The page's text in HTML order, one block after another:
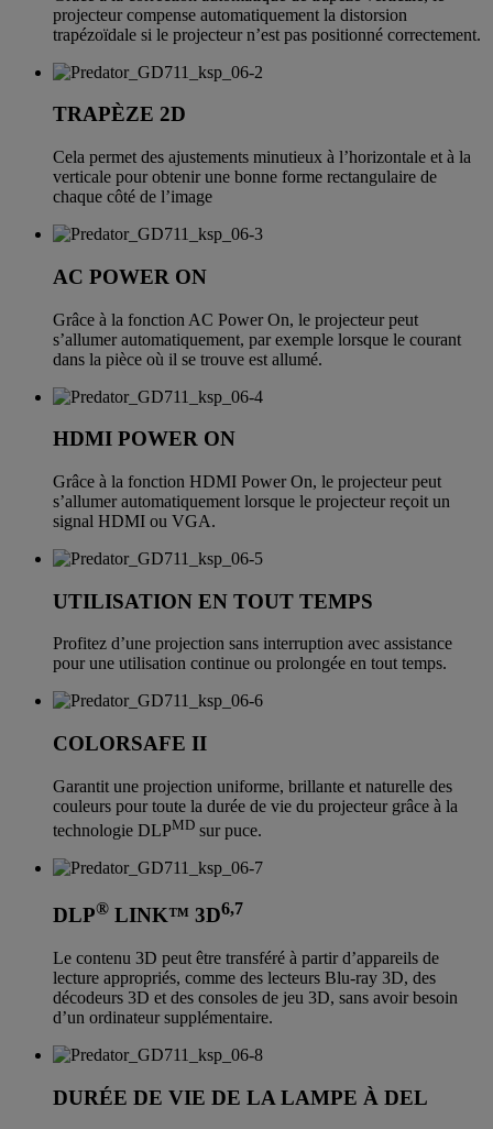
projecteur compense automatiquement la distorsion
trapézoïdale si le projecteur n’est pas positionné correctement.
TRAPÈZE 2D
Cela permet des ajustements minutieux à l’horizontale et à la
verticale pour obtenir une bonne forme rectangulaire de
chaque côté de l’image
AC POWER ON
Grâce à la fonction AC Power On, le projecteur peut
s’allumer automatiquement, par exemple lorsque le courant
dans la pièce où il se trouve est allumé.
HDMI POWER ON
Grâce à la fonction HDMI Power On, le projecteur peut
s’allumer automatiquement lorsque le projecteur reçoit un
signal HDMI ou VGA.
UTILISATION EN TOUT TEMPS
Profitez d’une projection sans interruption avec assistance
pour une utilisation continue ou prolongée en tout temps.
COLORSAFE II
Garantit une projection uniforme, brillante et naturelle des
couleurs pour toute la durée de vie du projecteur grâce à la
technologie DLPMD sur puce.
DLP® LINK™ 3D6,7
Le contenu 3D peut être transféré à partir d’appareils de
lecture appropriés, comme des lecteurs Blu-ray 3D, des
décodeurs 3D et des consoles de jeu 3D, sans avoir besoin
d’un ordinateur supplémentaire.
DURÉE DE VIE DE LA LAMPE À DEL